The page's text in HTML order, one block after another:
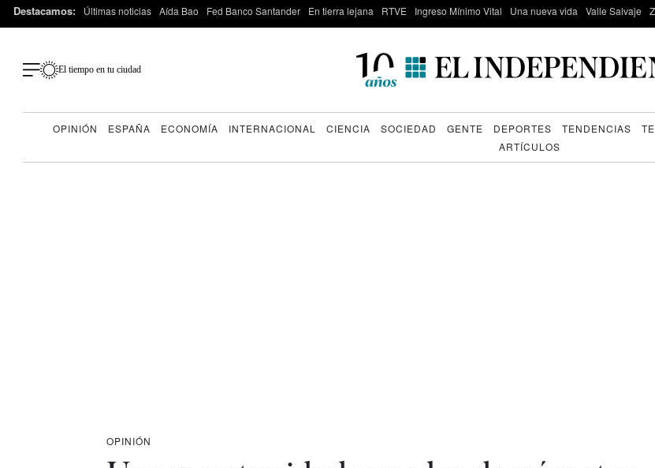
Destacamos: Últimas noticias Aída Bao Fed Banco Santander En tierra lejana RTVE Ingreso Mínimo Vital Una nueva vida Valle Salvaje
El tiempo en tu ciudad
OPINIÓN ESPAÑA ECONOMÍA INTERNACIONAL CIENCIA SOCIEDAD GENTE DEPORTES TENDENCIAS
ARTÍCULOS
OPINIÓN